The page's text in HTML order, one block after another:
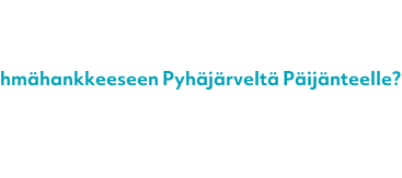
Pyhäjärveltä Päijänteelle?